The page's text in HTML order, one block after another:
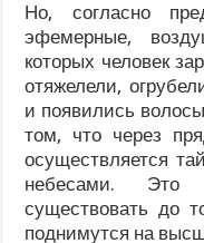
Но, согласно
эфемерные,
которых человек
отяжелели,
и появились
том, что через
осуществляется
небесами. Это
существовать до
поднимутся на